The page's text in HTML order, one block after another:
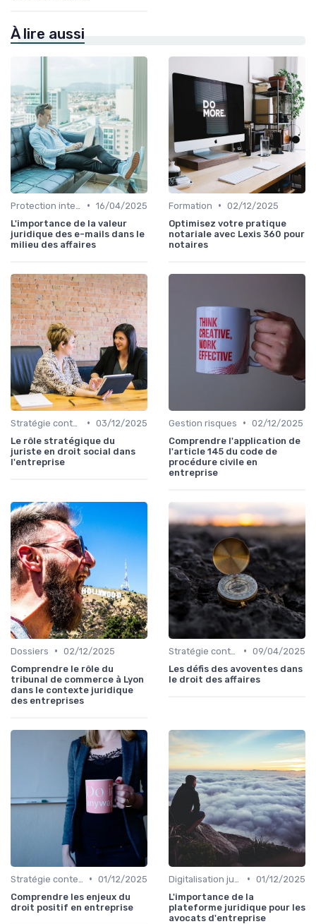
À lire aussi
• 16/04/2025
L'importance de la valeur
juridique des e-mails dans le
milieu des affaires
Formation • 02/12/2025
Optimisez votre pratique
notariale avec Lexis 360 pour
notaires
• 03/12/2025
Le rôle stratégique du
juriste en droit social dans
l'entreprise
Gestion risques • 02/12/2025
Comprendre l'application de
l'article 145 du code de
procédure civile en
entreprise
Dossiers • 02/12/2025
Comprendre le rôle du
tribunal de commerce à Lyon
dans le contexte juridique
des entreprises
• 09/04/2025
Les défis des avoventes dans
le droit des affaires
• 01/12/2025
Comprendre les enjeux du
droit positif en entreprise
• 01/12/2025
L'importance de la
plateforme juridique pour les
avocats d'entreprise